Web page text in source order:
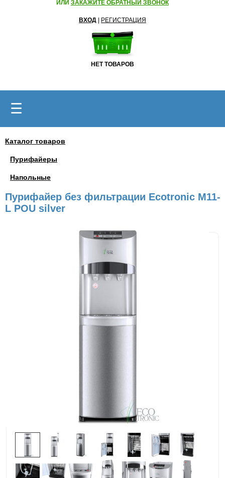
ИЛИ ЗАКАЖИТЕ ОБРАТНЫЙ ЗВОНОК
ВХОД РЕГИСТРАЦИЯ
НЕТ ТОВАРОВ
☰
Каталог товаров
Пурифайеры
Напольные
Пурифайер без фильтрации Ecotronic M11-
L POU silver